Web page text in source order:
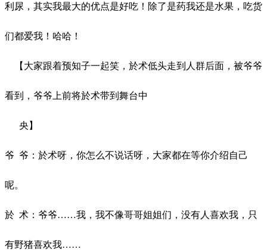
利尿，其实我最大的优点是好吃！除了是药我还是水果，吃货
们都爱我！哈哈！
【大家跟着预知子一起笑，於术低头走到人群后面，被爷爷
看到，爷爷上前将於术带到舞台中
央】
爷 爷：於术呀，你怎么不说话呀，大家都在等你介绍自己
呢。
於 术：爷爷……我，我不像哥哥姐姐们，没有人喜欢我，只
有野猪喜欢我……